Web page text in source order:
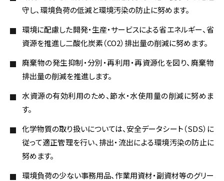
守し、環境負荷の低減と環境汚染の防止に努めます。
環境に配慮した開発・生産・サービスによる省エネルギー、省
資源を推進し二酸化炭素（CO2）排出量の削減に努めます。
廃棄物の発生抑制・分別・再利用・再資源化を図り、廃棄物
排出量の削減を推進します。
水資源の有効利用のため、節水・水使用量の削減に努めま
す。
化学物質の取り扱いについては、安全データシート（SDS）に
従って適正管理を行い、排出・流出による環境汚染の防止に
努めます。
環境負荷の少ない事務用品、作業用資材・副資材等のグリー